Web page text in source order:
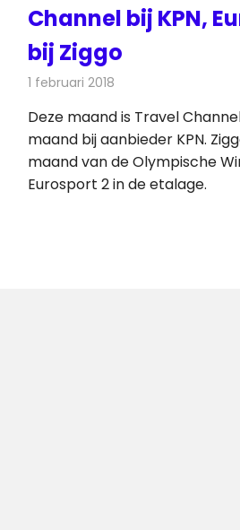
Channel bij KPN,
bij Ziggo
1 februari 2018
Deze maand is Travel
maand bij aanbieder KPN.
maand van de Olympische
Eurosport 2 in de etalage.